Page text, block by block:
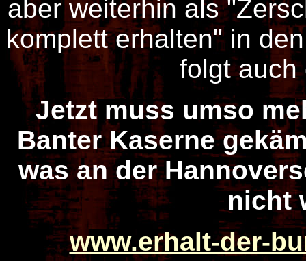
aber weiterhin als
komplett erhalten" in
folgt auch
Jetzt muss umso
Banter Kaserne
was an der
nicht
www.erhalt-der-